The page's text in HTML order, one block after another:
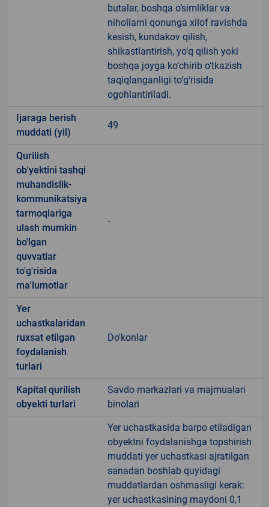
butalar, boshqa o‘simliklar va
nihollarni qonunga xilof ravishda
kesish, kundakov qilish,
shikastlantirish, yo‘q qilish yoki
boshqa joyga ko‘chirib o‘tkazish
taqiqlanganligi to‘g‘risida
ogohlantiriladi.
Ijaraga berish
muddati (yil)
49
Qurilish
ob'yektini tashqi
muhandislik-
kommunikatsiya
tarmoqlariga
ulash mumkin
bo'lgan
quvvatlar
to'g'risida
ma'lumotlar
-
Yer
uchastkalaridan
ruxsat etilgan
foydalanish
turlari
Do'konlar
Kapital qurilish
obyekti turlari
Savdo markazlari va majmualari
binolari
Yer uchastkasida barpo etiladigan
obyektni foydalanishga topshirish
muddati yer uchastkasi ajratilgan
sanadan boshlab quyidagi
muddatlardan oshmasligi kerak:
yer uchastkasining maydoni 0,1